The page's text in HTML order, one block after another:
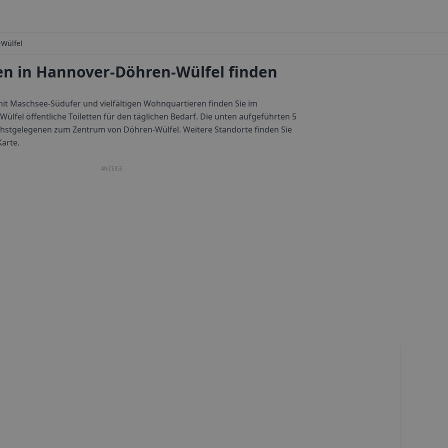
in Hannover-Döhren-Wülfel finden
Maschsee-Südufer und vielfältigen Wohnquartieren finden Sie im
öffentliche Toiletten für den täglichen Bedarf. Die unten aufgeführten 5
zum Zentrum von Döhren-Wülfel. Weitere Standorte finden Sie
ANZEIGE